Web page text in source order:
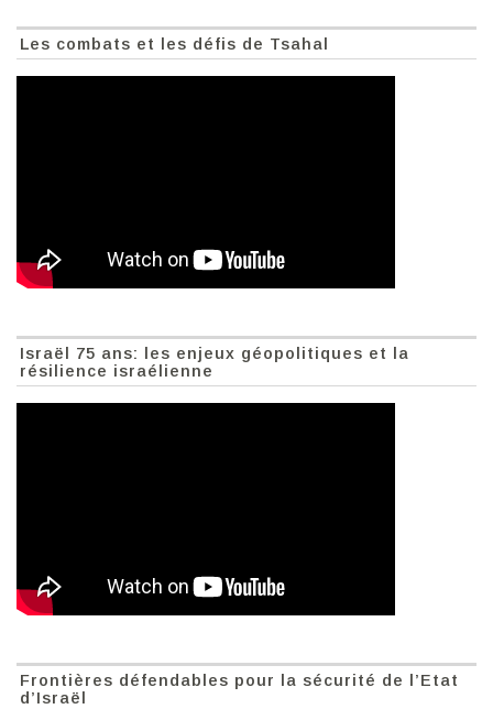
Les combats et les défis de Tsahal
Israël 75 ans: les enjeux géopolitiques et la
résilience israélienne
Frontières défendables pour la sécurité de l’Etat
d’Israël